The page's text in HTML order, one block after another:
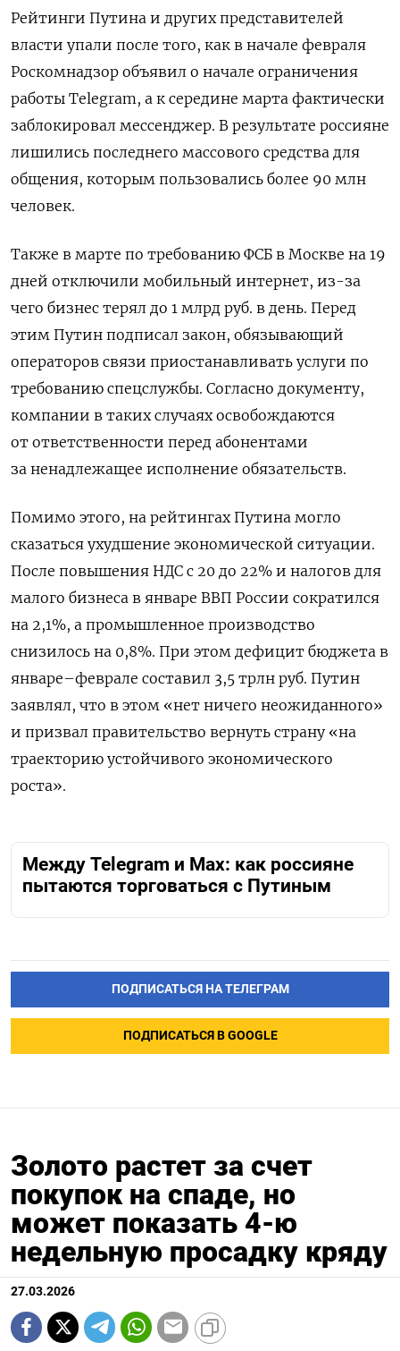
Рейтинги Путина и других представителей
власти упали после того, как в начале февраля
Роскомнадзор объявил о начале ограничения
работы Telegram, а к середине марта фактически
заблокировал мессенджер. В результате россияне
лишились последнего массового средства для
общения, которым пользовались более 90 млн
человек.
Также в марте по требованию ФСБ в Москве на 19
дней отключили мобильный интернет, из-за
чего бизнес терял до 1 млрд руб. в день. Перед
этим Путин подписал закон, обязывающий
операторов связи приостанавливать услуги по
требованию спецслужбы. Согласно документу,
компании в таких случаях освобождаются
от ответственности перед абонентами
за ненадлежащее исполнение обязательств.
Помимо этого, на рейтингах Путина могло
сказаться ухудшение экономической ситуации.
После повышения НДС с 20 до 22% и налогов для
малого бизнеса в январе ВВП России сократился
на 2,1%, а промышленное производство
снизилось на 0,8%. При этом дефицит бюджета в
январе–феврале составил 3,5 трлн руб. Путин
заявлял, что в этом «нет ничего неожиданного»
и призвал правительство вернуть страну «на
траекторию устойчивого экономического
роста».
Между Telegram и Max: как россияне
пытаются торговаться с Путиным
ПОДПИСАТЬСЯ НА ТЕЛЕГРАМ
ПОДПИСАТЬСЯ В GOOGLE
Золото растет за счет
покупок на спаде, но
может показать 4-ю
недельную просадку кряду
27.03.2026